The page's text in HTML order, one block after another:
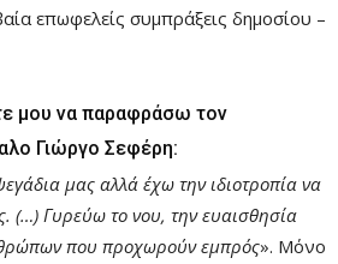
επωφελείς συμπράξεις δημοσίου –
μου να παραφράσω τον
Γιώργο Σεφέρη:
μας αλλά έχω την ιδιοτροπία να
(…) Γυρεύω το νου, την ευαισθησία
που προχωρούν εμπρός». Μόνο